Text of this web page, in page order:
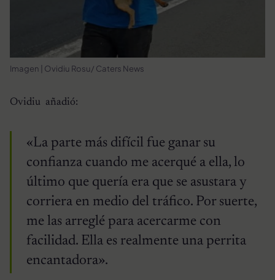
Imagen | Ovidiu Rosu/ Caters News
Ovidiu añadió:
«La parte más difícil fue ganar su
confianza cuando me acerqué a ella, lo
último que quería era que se asustara y
corriera en medio del tráfico. Por suerte,
me las arreglé para acercarme con
facilidad. Ella es realmente una perrita
encantadora».